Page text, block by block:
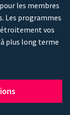
les membres
Les programmes
étroitement vos
plus long terme